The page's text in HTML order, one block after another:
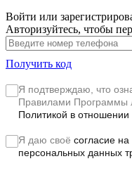
Войти или
Авторизуйтесь, чтобы
Получить код
Я подтверждаю, что
Правилами Программы
Политикой в
Я даю своё согласие на
персональных данных